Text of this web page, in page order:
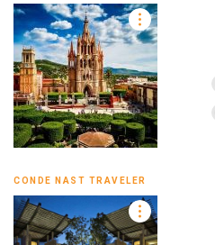
CONDE NAST TRAVELER